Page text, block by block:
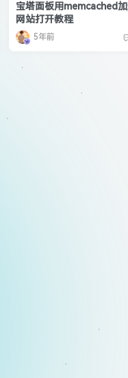
宝塔面板用memcached
网站打开教程
5年前